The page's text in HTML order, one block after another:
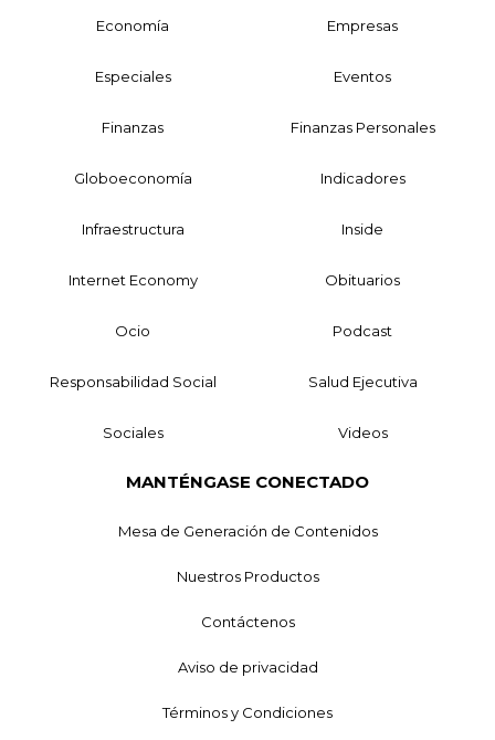
Economía Empresas
Especiales Eventos
Finanzas Finanzas Personales
Globoeconomía Indicadores
Infraestructura Inside
Internet Economy Obituarios
Ocio Podcast
Responsabilidad Social Salud Ejecutiva
Sociales Videos
MANTÉNGASE CONECTADO
Mesa de Generación de Contenidos
Nuestros Productos
Contáctenos
Aviso de privacidad
Términos y Condiciones